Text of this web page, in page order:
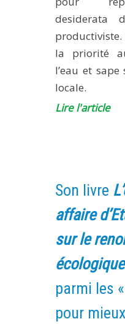
desiderata
la priorité
l’eau et sape
locale.
Lire l'article
Son livre
affaire
sur le
écologique
parmi les
pour mieux